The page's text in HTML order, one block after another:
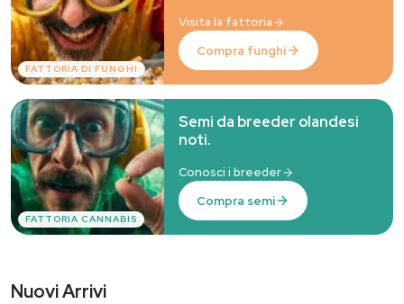
FATTORIA DI FUNGHI
Visita la fattoria
Compra funghi
FATTORIA CANNABIS
Semi da breeder olandesi
noti.
Conosci i breeder
Compra semi
Nuovi Arrivi